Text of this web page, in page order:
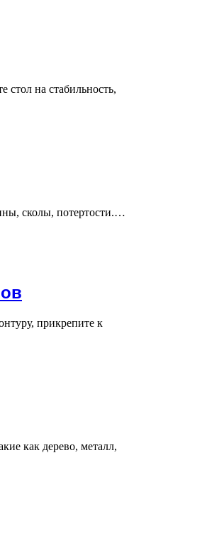
стол на стабильность,
сколы, потертости.…
прикрепите к
как дерево, металл,